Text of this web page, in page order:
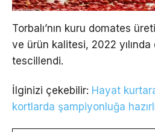
Torbalı’nın kuru domates
ve ürün kalitesi, 2022
tescillendi.
İlginizi çekebilir: Hayat
kortlarda şampiyonluğa